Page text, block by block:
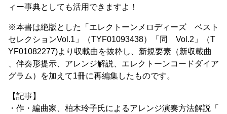
ィー事典としても活用できますよ！
※本書は絶版とした「エレクトーンメロディーズ ベスト
セレクションVol.1」（TYF01093438）「同 Vol.2」（T
YF01082277)より収載曲を抜粋し、新規要素（新収載曲
、伴奏形提示、アレンジ解説、エレクトーンコードダイア
グラム）を加えて1冊に再編集したものです。
【記事】
・作・編曲家、柏木玲子氏によるアレンジ演奏方法解説「